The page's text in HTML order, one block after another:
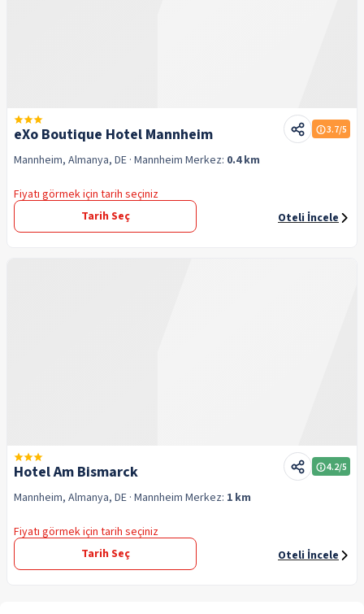
eXo Boutique Hotel Mannheim 3.7/5
Mannheim, Almanya, DE · Mannheim Merkez: 0.4 km
Fiyatı görmek için tarih seçiniz
Tarih Seç
Oteli İncele
Hotel Am Bismarck 4.2/5
Mannheim, Almanya, DE · Mannheim Merkez: 1 km
Fiyatı görmek için tarih seçiniz
Tarih Seç
Oteli İncele